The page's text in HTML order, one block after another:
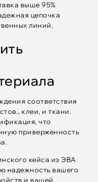
выше 95%
цепочка
линий.
соответствия
клеи, и ткани.
что
приверженность
кейса из ЭВА
надежность вашего
и вашей